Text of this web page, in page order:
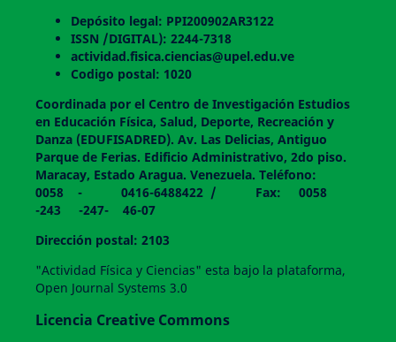
Depósito legal: PPI200902AR3122
ISSN /DIGITAL): 2244-7318
actividad.fisica.ciencias@upel.edu.ve
Codigo postal: 1020
Coordinada por el Centro de Investigación Estudios
en Educación Física, Salud, Deporte, Recreación y
Danza (EDUFISADRED). Av. Las Delicias, Antiguo
Parque de Ferias. Edificio Administrativo, 2do piso.
Maracay, Estado Aragua. Venezuela. Teléfono:
0058 - 0416-6488422 / Fax: 0058
-243 -247- 46-07
Dirección postal: 2103
"Actividad Física y Ciencias" esta bajo la plataforma,
Open Journal Systems 3.0
Licencia Creative Commons